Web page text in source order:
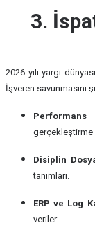
3.
2026 yılı yargı
İşveren savunmasını
Performans
gerçekleştirme
Disiplin
tanımları.
ERP ve Log
veriler.